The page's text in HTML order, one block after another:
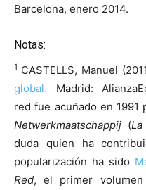
Barcelona, enero 2014.
Notas:
1 CASTELLS, Manuel
global. Madrid:
red fue acuñado en
Netwerkmaatschappij (
duda quien ha
popularización ha sido
Red, el primer